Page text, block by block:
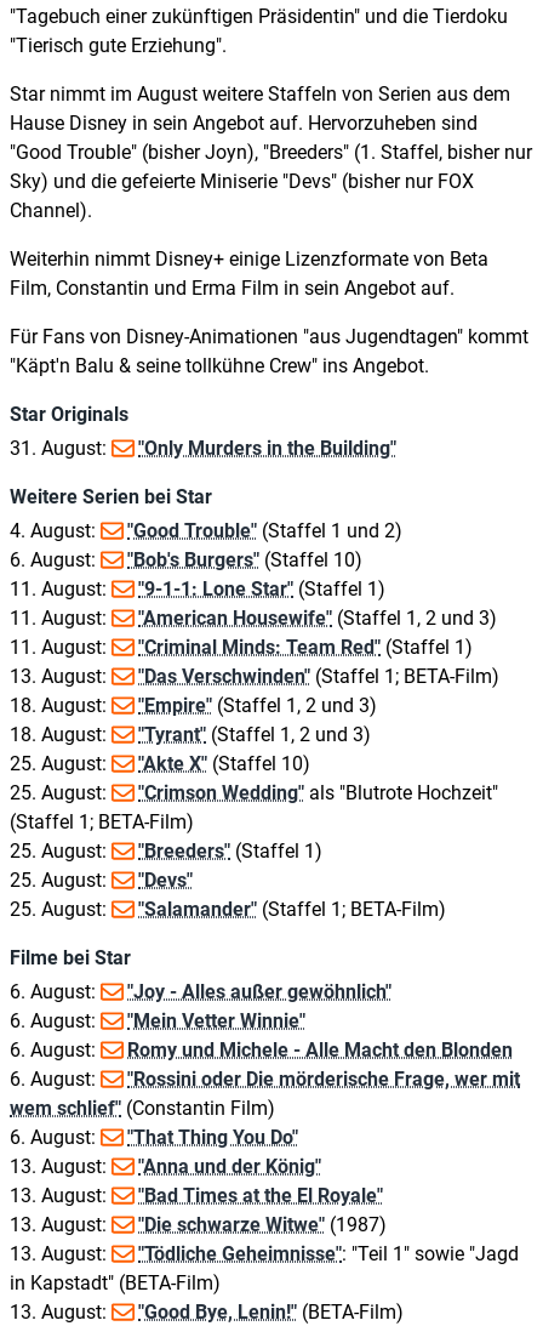
"Tagebuch einer zukünftigen Präsidentin" und die Tierdoku
"Tierisch gute Erziehung".
Star nimmt im August weitere Staffeln von Serien aus dem
Hause Disney in sein Angebot auf. Hervorzuheben sind
"Good Trouble" (bisher Joyn), "Breeders" (1. Staffel, bisher nur
Sky) und die gefeierte Miniserie "Devs" (bisher nur FOX
Channel).
Weiterhin nimmt Disney+ einige Lizenzformate von Beta
Film, Constantin und Erma Film in sein Angebot auf.
Für Fans von Disney-Animationen "aus Jugendtagen" kommt
"Käpt'n Balu & seine tollkühne Crew" ins Angebot.
Star Originals
31. August:
"Only Murders in the Building"
Weitere Serien bei Star
4. August:
"Good Trouble" (Staffel 1 und 2)
6. August:
"Bob's Burgers" (Staffel 10)
11. August:
"9-1-1: Lone Star" (Staffel 1)
11. August:
"American Housewife" (Staffel 1, 2 und 3)
11. August:
"Criminal Minds: Team Red" (Staffel 1)
13. August:
"Das Verschwinden" (Staffel 1; BETA-Film)
18. August:
"Empire" (Staffel 1, 2 und 3)
18. August:
"Tyrant" (Staffel 1, 2 und 3)
25. August:
"Akte X" (Staffel 10)
25. August:
"Crimson Wedding" als "Blutrote Hochzeit"
(Staffel 1; BETA-Film)
25. August:
"Breeders" (Staffel 1)
25. August:
"Devs"
25. August:
"Salamander" (Staffel 1; BETA-Film)
Filme bei Star
6. August:
"Joy - Alles außer gewöhnlich"
6. August:
"Mein Vetter Winnie"
6. August:
Romy und Michele - Alle Macht den Blonden
6. August:
"Rossini oder Die mörderische Frage, wer mit
wem schlief" (Constantin Film)
6. August:
"That Thing You Do"
13. August:
"Anna und der König"
13. August:
"Bad Times at the El Royale"
13. August:
"Die schwarze Witwe" (1987)
13. August:
"Tödliche Geheimnisse": "Teil 1" sowie "Jagd
in Kapstadt" (BETA-Film)
13. August:
"Good Bye, Lenin!" (BETA-Film)